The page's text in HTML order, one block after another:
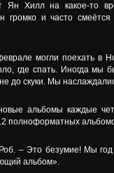
Ян Хилл на какое-то
и часто
могли поехать в
где спать. Иногда
до скуки. Мы
альбомы каждые
полноформатных
– Это безумие! Мы
альбом».